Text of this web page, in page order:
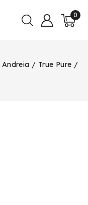
0
Andreia / True Pure /